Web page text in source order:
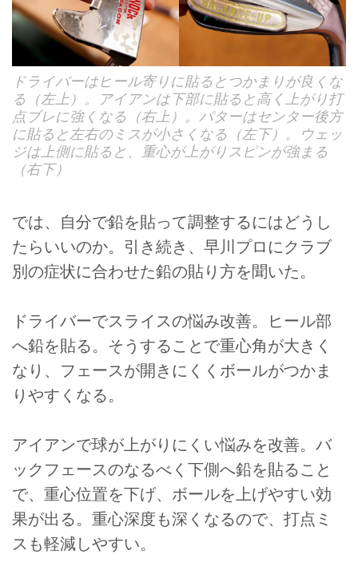
ドライバーはヒール寄りに貼るとつかまりが良くな
る（左上）。アイアンは下部に貼ると高く上がり打
点ブレに強くなる（右上）。パターはセンター後方
に貼ると左右のミスが小さくなる（左下）。ウェッ
ジは上側に貼ると、重心が上がりスピンが強まる
（右下）
では、自分で鉛を貼って調整するにはどうし
たらいいのか。引き続き、早川プロにクラブ
別の症状に合わせた鉛の貼り方を聞いた。
ドライバーでスライスの悩み改善。ヒール部
へ鉛を貼る。そうすることで重心角が大きく
なり、フェースが開きにくくボールがつかま
りやすくなる。
アイアンで球が上がりにくい悩みを改善。バ
ックフェースのなるべく下側へ鉛を貼ること
で、重心位置を下げ、ボールを上げやすい効
果が出る。重心深度も深くなるので、打点ミ
スも軽減しやすい。